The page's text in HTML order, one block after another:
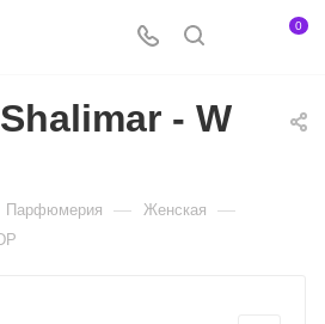
0
- W
Парфюмерия — Женская —